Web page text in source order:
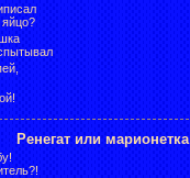
яйцо?
Ренегат или марионетка